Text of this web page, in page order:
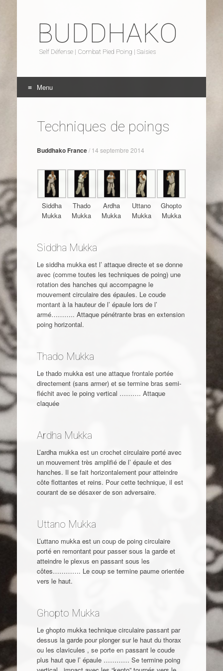
BUDDHAKO
Self Défense | Combat Pied Poing | Saisies
Menu
Techniques de poings
Buddhako France/ 14 septembre 2014
Siddha
Mukka
Thado
Mukka
Ardha
Mukka
Uttano
Mukka
Ghopto
Mukka
Siddha Mukka
Le siddha mukka est l’ attaque directe et se donne
avec (comme toutes les techniques de poing) une
rotation des hanches qui accompagne le
mouvement circulaire des épaules. Le coude
montant à la hauteur de l’ épaule lors de l’
armé……….. Attaque pénétrante bras en extension
poing horizontal.
Thado Mukka
Le thado mukka est une attaque frontale portée
directement (sans armer) et se termine bras semi-
fléchit avec le poing vertical ………. Attaque
claquée
Ardha Mukka
L’ardha mukka est un crochet circulaire porté avec
un mouvement très amplifié de l’ épaule et des
hanches. Il se fait horizontalement pour atteindre
côte flottantes et reins. Pour cette technique, il est
courant de se désaxer de son adversaire.
Uttano Mukka
L’uttano mukka est un coup de poing circulaire
porté en remontant pour passer sous la garde et
atteindre le plexus en passant sous les
côtes…………. Le coup se termine paume orientée
vers le haut.
Ghopto Mukka
Le ghopto mukka technique circulaire passant par
dessus la garde pour plonger sur le haut du thorax
ou les clavicules , se porte en passant le coude
plus haut que l’ épaule ………… Se termine poing